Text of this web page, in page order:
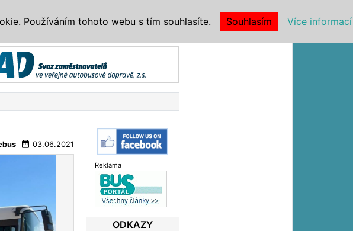
date_range 03.06.2021
Reklama
ODKAZY
Používáním tohoto webu s tím souhlasíte. Souhlasím Více informací